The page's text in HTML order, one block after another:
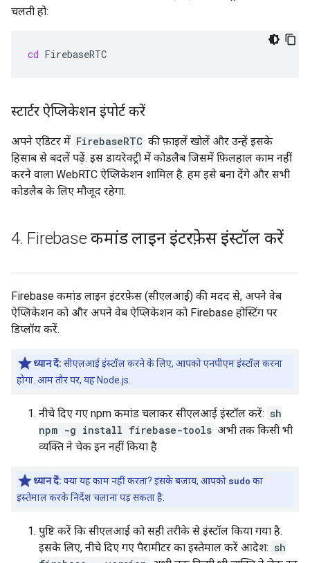
चलती हो:
cd
स्टार्टर ऐप्लिकेशन इंपोर्ट करें
अपने एडिटर में FirebaseRTC की फ़ाइलें खोलें और उन्हें इसके
हिसाब से बदलें पढ़ें. इस डायरेक्ट्री में कोडलैब जिसमें फ़िलहाल काम नहीं
करने वाला WebRTC ऐप्लिकेशन शामिल है. हम इसे बना देंगे और सभी
कोडलैब के लिए मौजूद रहेगा.
4. Firebase कमांड लाइन इंटरफ़ेस इंस्टॉल करें
Firebase कमांड लाइन इंटरफ़ेस (सीएलआई) की मदद से, अपने वेब
ऐप्लिकेशन को और अपने वेब ऐप्लिकेशन को Firebase होस्टिंग पर
डिप्लॉय करें.
ध्यान दें: सीएलआई इंस्टॉल करने के लिए, आपको एनपीएम इंस्टॉल करना
होगा. आम तौर पर, यह Node.js.
नीचे दिए गए npm कमांड चलाकर सीएलआई इंस्टॉल करें: sh
npm -g install firebase-tools अभी तक किसी भी
व्यक्ति ने चेक इन नहीं किया है
ध्यान दें: क्या यह काम नहीं करता? इसके बजाय, आपको sudo का
इस्तेमाल करके निर्देश चलाना पड़ सकता है.
पुष्टि करें कि सीएलआई को सही तरीके से इंस्टॉल किया गया है.
इसके लिए, नीचे दिए गए पैरामीटर का इस्तेमाल करें आदेश: sh